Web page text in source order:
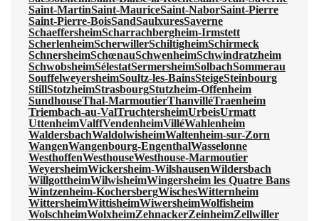
Saint-MartinSaint-MauriceSaint-NaborSaint-Pierre
Saint-Pierre-BoisSandSaulxuresSaverne
SchaeffersheimScharrachbergheim-Irmstett
ScherlenheimScherwillerSchiltigheimSchirmeck
SchnersheimSchœnauSchwenheimSchwindratzheim
SchwobsheimSélestatSermersheimSolbachSommerau
SouffelweyersheimSoultz-les-BainsSteigeSteinbourg
StillStotzheimStrasbourgStutzheim-Offenheim
SundhouseThal-MarmoutierThanvilléTraenheim
Triembach-au-ValTruchtersheimUrbeisUrmatt
UttenheimValffVendenheimVilléWahlenheim
WaldersbachWaldolwisheimWaltenheim-sur-Zorn
WangenWangenbourg-EngenthalWasselonne
WesthoffenWesthouseWesthouse-Marmoutier
WeyersheimWickersheim-WilshausenWildersbach
WillgottheimWilwisheimWingersheim les Quatre Bans
Wintzenheim-KochersbergWischesWitternheim
WittersheimWittisheimWiwersheimWolfisheim
WolschheimWolxheimZehnackerZeinheimZellwiller